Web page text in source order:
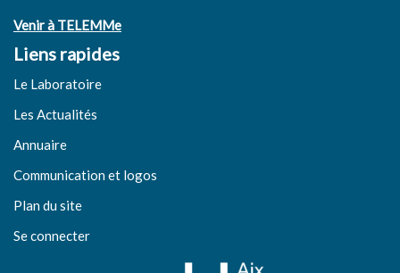
Venir à TELEMMe
Liens rapides
Le Laboratoire
Les Actualités
Annuaire
Communication et logos
Plan du site
Se connecter